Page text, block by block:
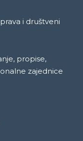
i društveni
propise,
zajednice